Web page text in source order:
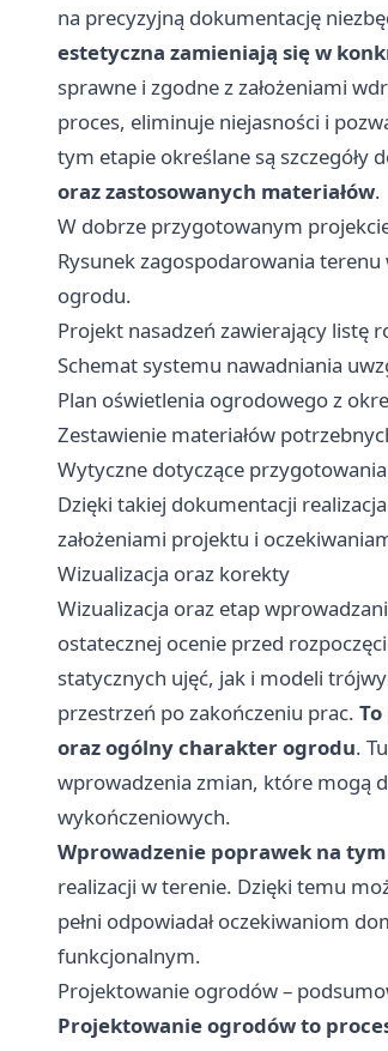
na precyzyjną dokumentację
estetyczna zamieniają się w
sprawne i zgodne z założeniami
proces, eliminuje niejasności i
tym etapie określane są szczegóły
oraz zastosowanych materiałów.
W dobrze przygotowanym
Rysunek zagospodarowania
ogrodu.
Projekt nasadzeń zawierający listę
Schemat systemu nawadniania
Plan oświetlenia ogrodowego z
Zestawienie materiałów
Wytyczne dotyczące
Dzięki takiej dokumentacji
założeniami projektu i
Wizualizacja oraz korekty
Wizualizacja oraz etap
ostatecznej ocenie przed
statycznych ujęć, jak i modeli
przestrzeń po zakończeniu prac.
oraz ogólny charakter ogrodu.
wprowadzenia zmian, które mogą
wykończeniowych.
Wprowadzenie poprawek na
realizacji w terenie. Dzięki temu
pełni odpowiadał oczekiwaniom
funkcjonalnym.
Projektowanie ogrodów –
Projektowanie ogrodów to